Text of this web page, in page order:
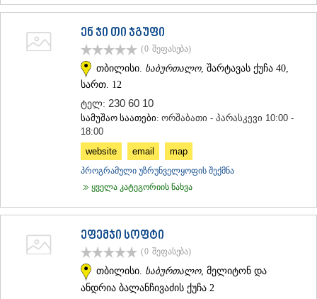
ენ ჯი თი ჯგუფი
(0 შეფასება)
თბილისი. საბურთალო, შარტავას ქუჩა 40,
სართ. 12
ტელ: 230 60 10
სამუშაო საათები: ორშაბათი - პარასკევი 10:00 -
18:00
website
email map
პროგრამული უზრუნველყოფის შექმნა
ყველა კატეგორიის ნახვა
ეფემჯი სოფტი
(0 შეფასება)
თბილისი. საბურთალო, მელიტონ და
ანდრია ბალანჩივაძის ქუჩა 2